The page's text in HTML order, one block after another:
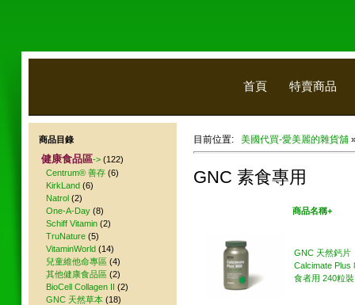
首頁 特賣商品
目前位置: 美國代買-愛美麗的雜貨舖
GNC 素食專用
商品名稱+
GNC 天然鈣片
Calcimate Plus
食者用 240粒裝
商品目錄
健康食品區-> (122)
Centrum® 善存 (6)
KirkLand (6)
Natrol (2)
One-A-Day (8)
Schiff Vitamin (2)
TruNature (5)
VitaminWorld (14)
兒童維他命專區 (4)
其他健康食品區 (2)
BioCell Collagen II (2)
GNC 天然草本 (18)